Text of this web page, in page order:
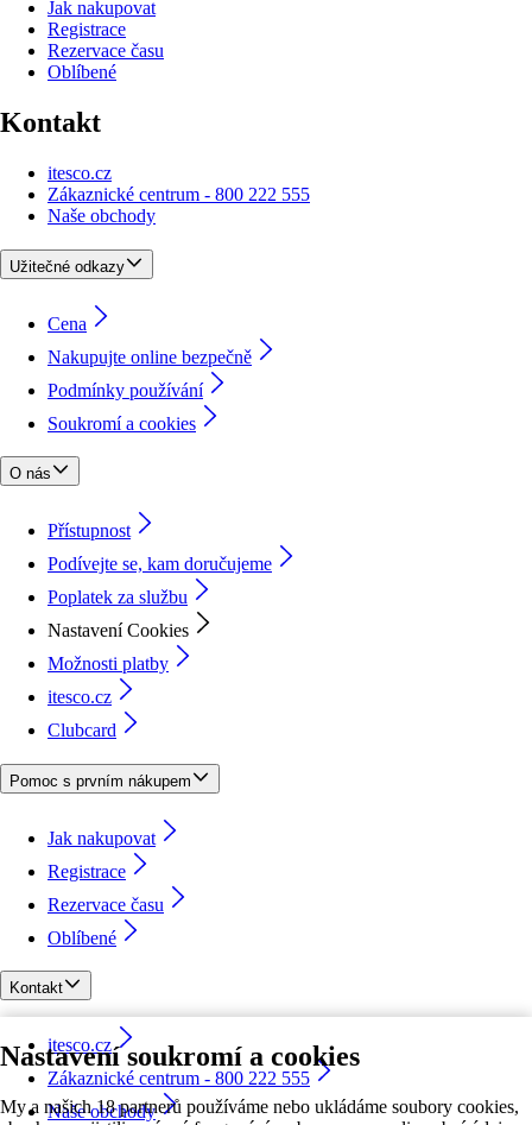
Nastavení soukromí a cookies
My a našich 18 partnerů používáme nebo ukládáme soubory cookies,
Jak nakupovat
Registrace
Rezervace času
Oblíbené
Kontakt
itesco.cz
Zákaznické centrum - 800 222 555
Naše obchody
Užitečné odkazy
Cena
Nakupujte online bezpečně
Podmínky používání
Soukromí a cookies
O nás
Přístupnost
Podívejte se, kam doručujeme
Poplatek za službu
Nastavení Cookies
Možnosti platby
itesco.cz
Clubcard
Pomoc s prvním nákupem
Jak nakupovat
Registrace
Rezervace času
Oblíbené
Kontakt
itesco.cz
Zákaznické centrum - 800 222 555
Naše obchody